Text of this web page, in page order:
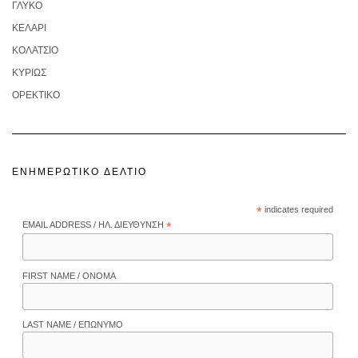
ΓΛΥΚΌ
ΚΕΛΆΡΙ
ΚΟΛΑΤΣΙΌ
ΚΥΡΊΩΣ
ΟΡΕΚΤΙΚΌ
ΕΝΗΜΕΡΩΤΙΚΌ ΔΕΛΤΊΟ
*indicates required
EMAIL ADDRESS / ΗΛ. ΔΙΕΎΘΥΝΣΗ *
FIRST NAME / ΌΝΟΜΑ
LAST NAME / ΕΠΏΝΥΜΟ